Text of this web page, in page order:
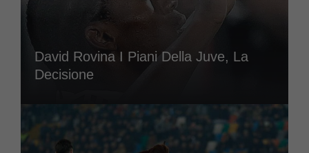
David Rovina I Piani Della Juve, La
Decisione